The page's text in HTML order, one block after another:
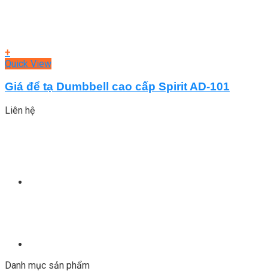
+
Quick View
Giá để tạ Dumbbell cao cấp Spirit AD-101
Liên hệ
Danh mục sản phẩm